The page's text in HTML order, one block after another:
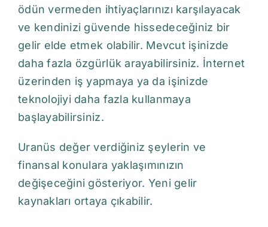
ödün vermeden ihtiyaçlarınızı karşılayacak
ve kendinizi güvende hissedeceğiniz bir
gelir elde etmek olabilir. Mevcut işinizde
daha fazla özgürlük arayabilirsiniz. İnternet
üzerinden iş yapmaya ya da işinizde
teknolojiyi daha fazla kullanmaya
başlayabilirsiniz.
Uranüs değer verdiğiniz şeylerin ve
finansal konulara yaklaşımınızın
değişeceğini gösteriyor. Yeni gelir
kaynakları ortaya çıkabilir.